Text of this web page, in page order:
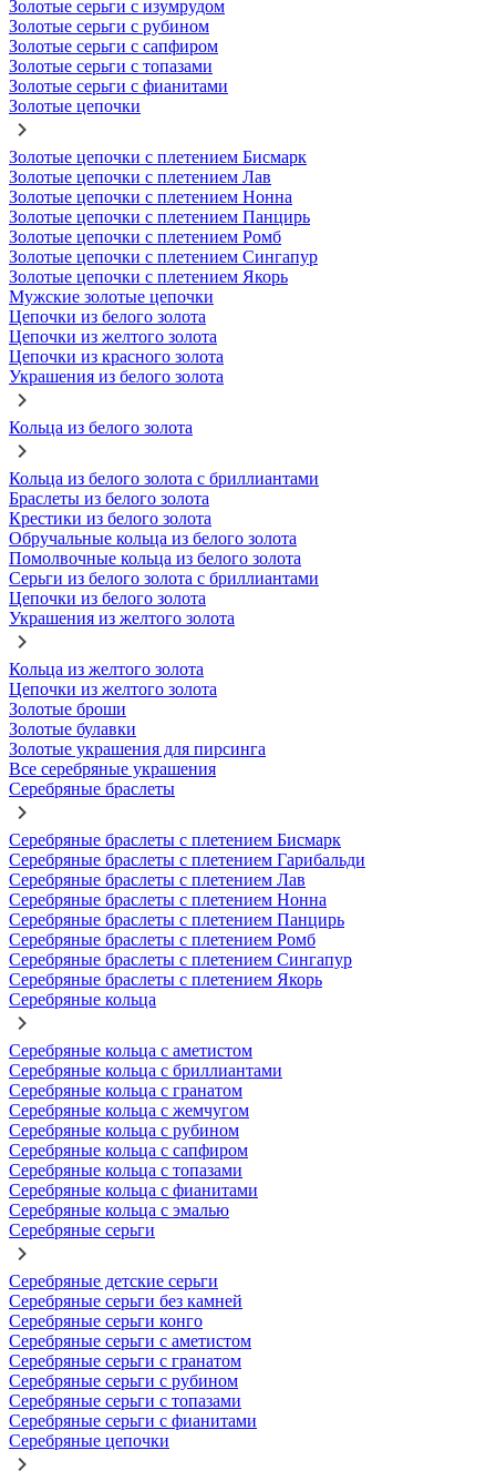
Золотые серьги с изумрудом
Золотые серьги с рубином
Золотые серьги с сапфиром
Золотые серьги с топазами
Золотые серьги с фианитами
Золотые цепочки
Золотые цепочки с плетением Бисмарк
Золотые цепочки с плетением Лав
Золотые цепочки с плетением Нонна
Золотые цепочки с плетением Панцирь
Золотые цепочки с плетением Ромб
Золотые цепочки с плетением Сингапур
Золотые цепочки с плетением Якорь
Мужские золотые цепочки
Цепочки из белого золота
Цепочки из желтого золота
Цепочки из красного золота
Украшения из белого золота
Кольца из белого золота
Кольца из белого золота с бриллиантами
Браслеты из белого золота
Крестики из белого золота
Обручальные кольца из белого золота
Помолвочные кольца из белого золота
Серьги из белого золота с бриллиантами
Цепочки из белого золота
Украшения из желтого золота
Кольца из желтого золота
Цепочки из желтого золота
Золотые броши
Золотые булавки
Золотые украшения для пирсинга
Все серебряные украшения
Серебряные браслеты
Серебряные браслеты с плетением Бисмарк
Серебряные браслеты с плетением Гарибальди
Серебряные браслеты с плетением Лав
Серебряные браслеты с плетением Нонна
Серебряные браслеты с плетением Панцирь
Серебряные браслеты с плетением Ромб
Серебряные браслеты с плетением Сингапур
Серебряные браслеты с плетением Якорь
Серебряные кольца
Серебряные кольца с аметистом
Серебряные кольца с бриллиантами
Серебряные кольца с гранатом
Серебряные кольца с жемчугом
Серебряные кольца с рубином
Серебряные кольца с сапфиром
Серебряные кольца с топазами
Серебряные кольца с фианитами
Серебряные кольца с эмалью
Серебряные серьги
Серебряные детские серьги
Серебряные серьги без камней
Серебряные серьги конго
Серебряные серьги с аметистом
Серебряные серьги с гранатом
Серебряные серьги с рубином
Серебряные серьги с топазами
Серебряные серьги с фианитами
Серебряные цепочки